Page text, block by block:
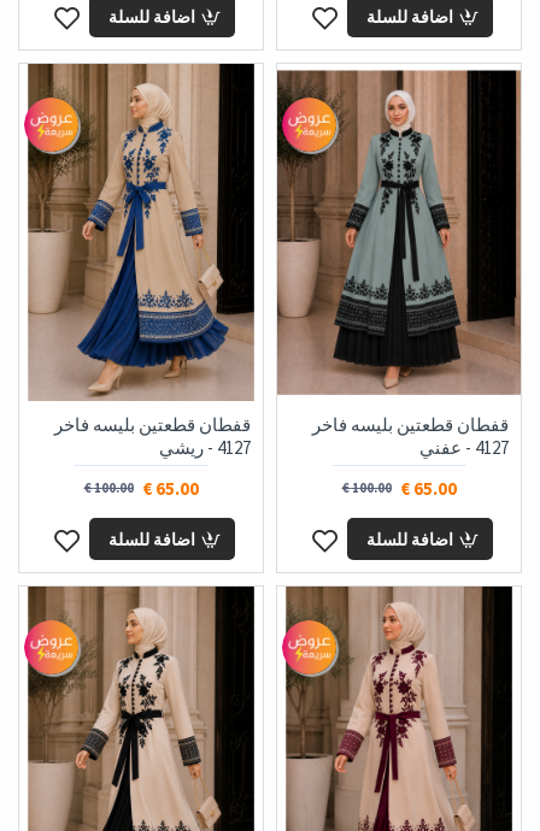
اضافة للسلة اضافة للسلة
قفطان قطعتين بليسه فاخر
4127 - عفني
65.00 €
100.00 €
اضافة للسلة
قفطان قطعتين بليسه فاخر
4127 - ريشي
65.00 €
100.00 €
اضافة للسلة